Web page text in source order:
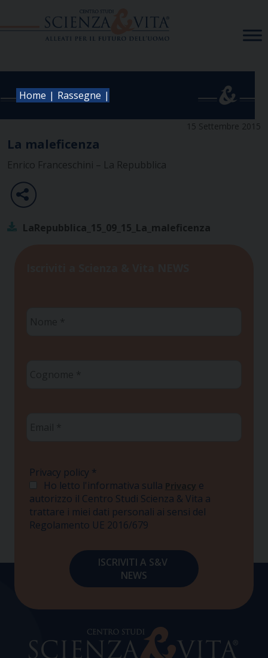
Home | Rassegne |
15 Settembre 2015
La maleficenza
Enrico Franceschini – La Repubblica
LaRepubblica_15_09_15_La_maleficenza
Privacy policy *
Ho letto l'informativa sulla Privacy e
autorizzo il Centro Studi Scienza & Vita a
trattare i miei dati personali ai sensi del
Regolamento UE 2016/679